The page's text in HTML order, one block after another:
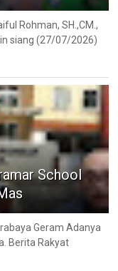
Rohman, SH.,CM.,
siang (27/07/2026)
School
Geram Adanya
Berita Rakyat